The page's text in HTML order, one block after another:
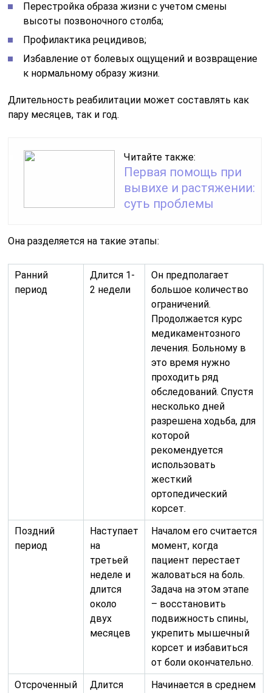
Перестройка образа жизни с учетом смены
высоты позвоночного столба;
Профилактика рецидивов;
Избавление от болевых ощущений и возвращение
к нормальному образу жизни.
Длительность реабилитации может составлять как
пару месяцев, так и год.
Читайте также:
Первая помощь при
вывихе и растяжении:
суть проблемы
Она разделяется на такие этапы:
Ранний
период
Длится 1-
2 недели
Он предполагает
большое количество
ограничений.
Продолжается курс
медикаментозного
лечения. Больному в
это время нужно
проходить ряд
обследований. Спустя
несколько дней
разрешена ходьба, для
которой
рекомендуется
использовать
жесткий
ортопедический
корсет.
Поздний
период
Наступает
на
третьей
неделе и
длится
около
двух
месяцев
Началом его считается
момент, когда
пациент перестает
жаловаться на боль.
Задача на этом этапе
– восстановить
подвижность спины,
укрепить мышечный
корсет и избавиться
от боли окончательно.
Отсроченный
Длится
Начинается в среднем